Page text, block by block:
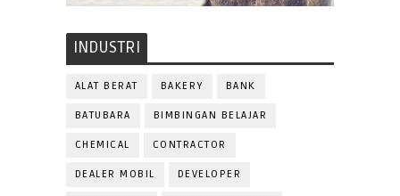
INDUSTRI
ALAT BERAT BAKERY BANK
BATUBARA BIMBINGAN BELAJAR
CHEMICAL CONTRACTOR
DEALER MOBIL DEVELOPER